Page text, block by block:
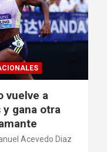
vuelve a
gana otra
Acevedo Diaz